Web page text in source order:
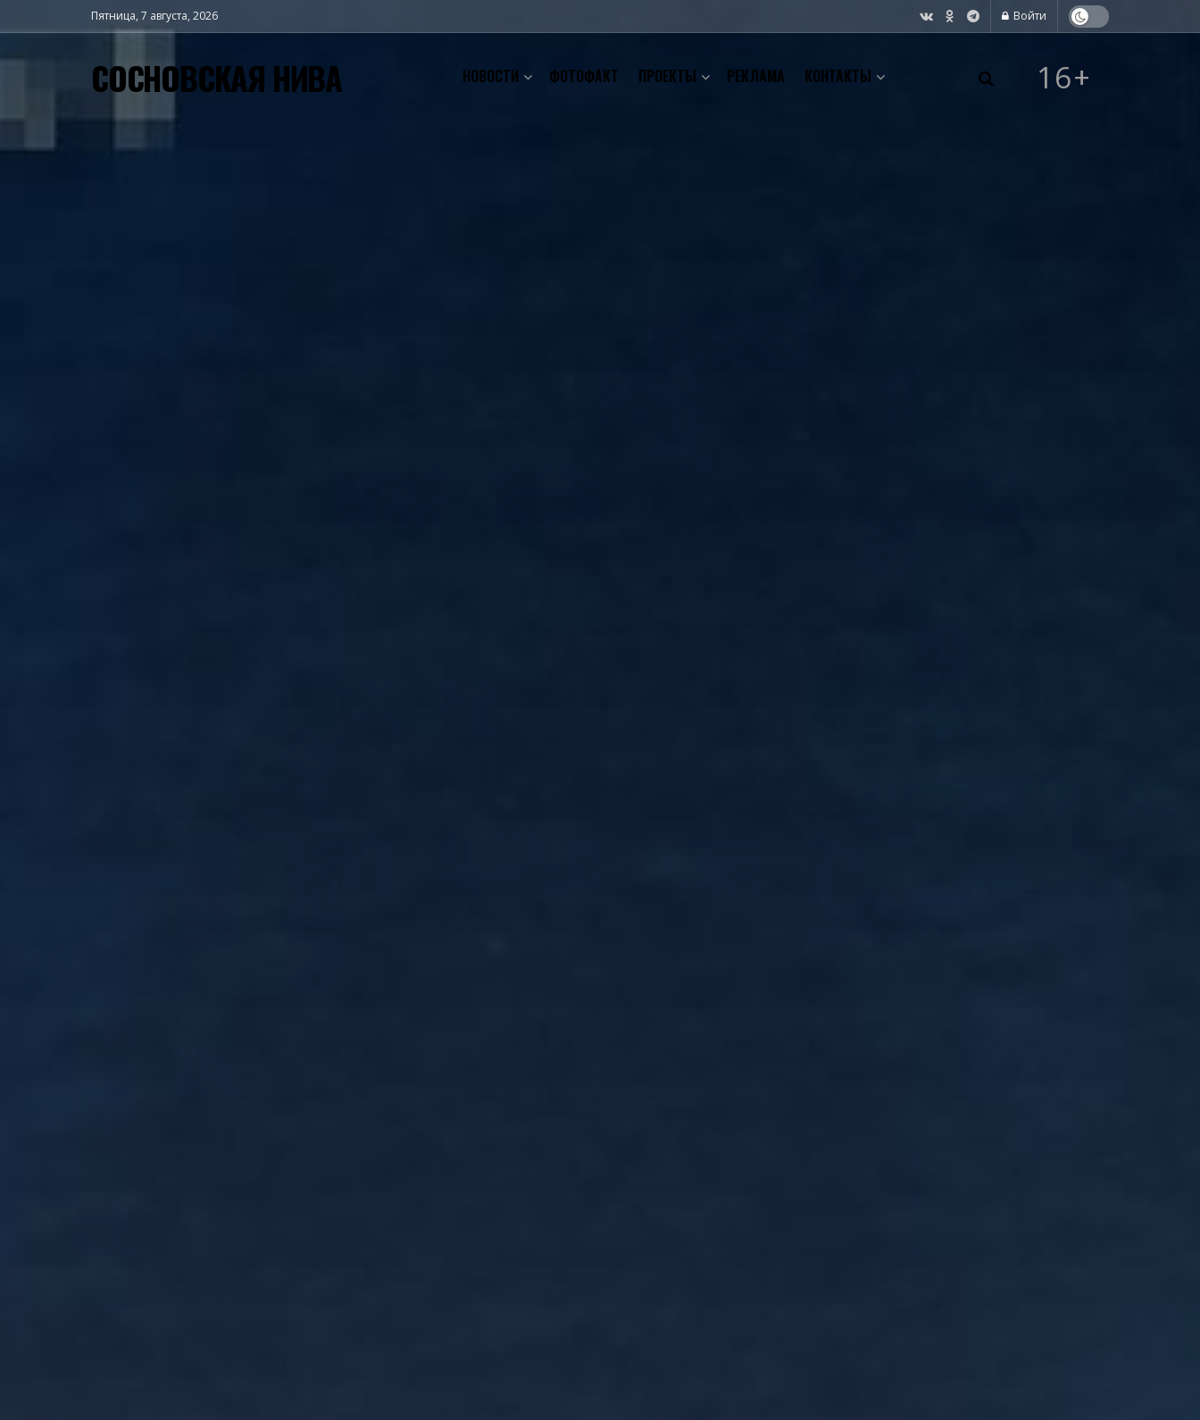
Пятница, 7 августа, 2026 Войти
СОСНОВСКАЯ НИВА НОВОСТИ ФОТОФАКТ ПРОЕКТЫ РЕКЛАМА КОНТАКТЫ 16+